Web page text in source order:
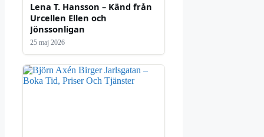
Lena T. Hansson – Känd från
Urcellen Ellen och
Jönssonligan
25 maj 2026